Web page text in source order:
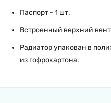
Паспорт - 1 шт.
Встроенный верхний
Радиатор упакован в
из гофрокартона.